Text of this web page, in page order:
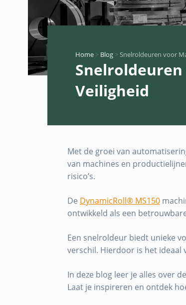
Home > Blog >Snelroldeuren voor
Veiligheid
Met de groei van
van machines en
risico’s.
De DynamicRoll® MS150
ontwikkeld als een
Een snelroldeur biedt unieke
verschil. Hierdoor is het
In deze blog leer je alles over
Laat je inspireren en ontdek